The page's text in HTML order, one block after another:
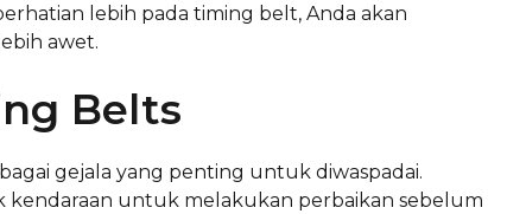
lebih pada timing belt, Anda akan
awet.
Belts
gejala yang penting untuk diwaspadai.
kendaraan untuk melakukan perbaikan sebelum